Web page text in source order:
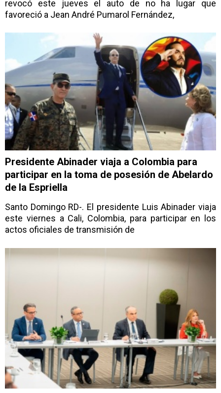
revocó este jueves el auto de no ha lugar que
favoreció a Jean André Pumarol Fernández,
Presidente Abinader viaja a Colombia para
participar en la toma de posesión de Abelardo
de la Espriella
Santo Domingo RD-. El presidente Luis Abinader viaja
este viernes a Cali, Colombia, para participar en los
actos oficiales de transmisión de